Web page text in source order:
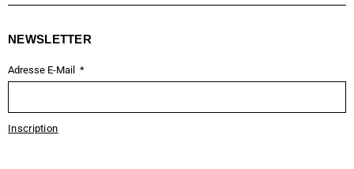
NEWSLETTER
Adresse E-Mail
Inscription